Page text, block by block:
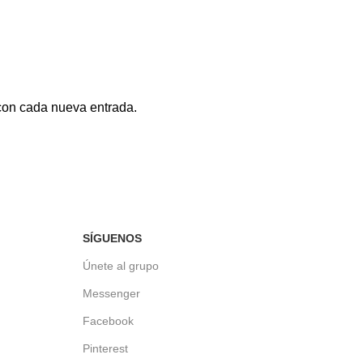
cada nueva entrada.
SÍGUENOS
Únete al grupo
Messenger
Facebook
Pinterest